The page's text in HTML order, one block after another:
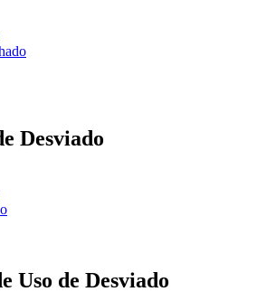
Desviado
Uso de Desviado